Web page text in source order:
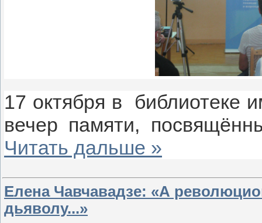
17 октября в библиотеке
вечер памяти,
Читать дальше »
Елена Чавчавадзе: «А
дьяволу...»